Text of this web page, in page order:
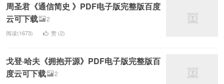
周圣君《通信简史 》PDF电子版完整版百度
云可下载
2
阅读(1673) 赞 (2)
戈登·哈夫《拥抱开源》PDF电子版完整版百
度云可下载
2